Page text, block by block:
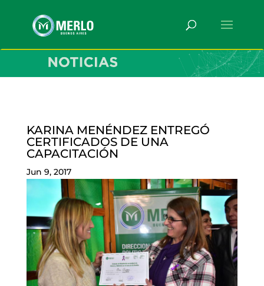
KARINA MENÉNDEZ ENTREGÓ
CERTIFICADOS DE UNA
CAPACITACIÓN
Jun 9, 2017